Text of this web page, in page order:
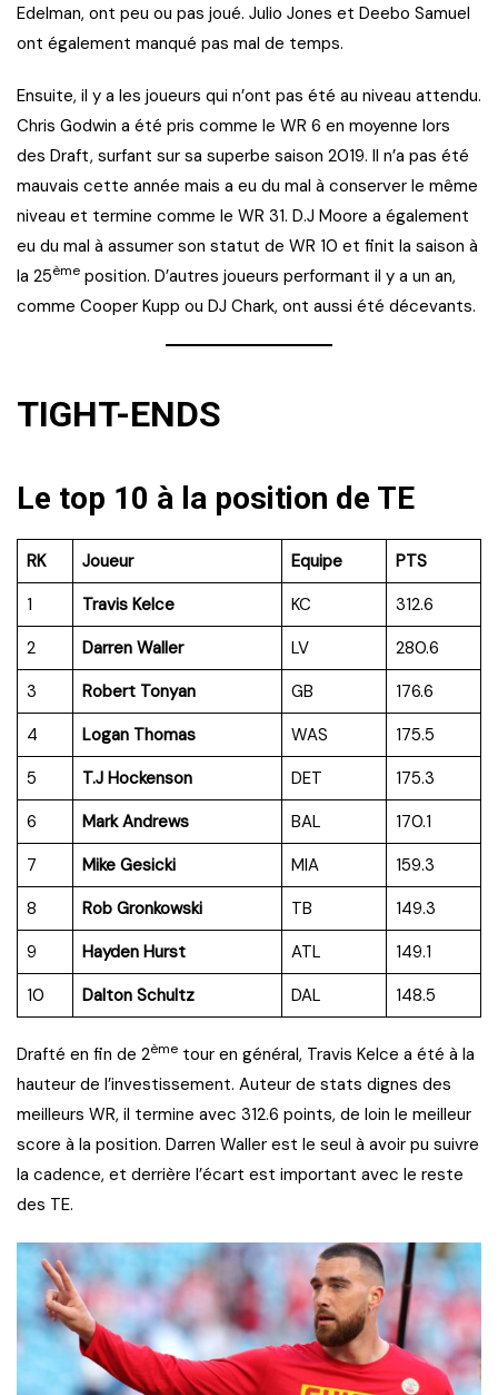
Edelman, ont peu ou pas joué. Julio Jones et Deebo Samuel
ont également manqué pas mal de temps.
Ensuite, il y a les joueurs qui n’ont pas été au niveau attendu.
Chris Godwin a été pris comme le WR 6 en moyenne lors
des Draft, surfant sur sa superbe saison 2019. Il n’a pas été
mauvais cette année mais a eu du mal à conserver le même
niveau et termine comme le WR 31. D.J Moore a également
eu du mal à assumer son statut de WR 10 et finit la saison à
la 25ème position. D’autres joueurs performant il y a un an,
comme Cooper Kupp ou DJ Chark, ont aussi été décevants.
TIGHT-ENDS
Le top 10 à la position de TE
RK Joueur Equipe
PTS
1
Travis Kelce KC
312.6
2
Darren Waller LV
280.6
3
Robert Tonyan GB
176.6
4
Logan Thomas WAS
175.5
5
T.J Hockenson DET
175.3
6
Mark Andrews BAL
170.1
7
Mike Gesicki MIA
159.3
8
Rob Gronkowski TB
149.3
9
Hayden Hurst ATL
149.1
10
Dalton Schultz DAL 148.5
Drafté en fin de 2ème tour en général, Travis Kelce a été à la
hauteur de l’investissement. Auteur de stats dignes des
meilleurs WR, il termine avec 312.6 points, de loin le meilleur
score à la position. Darren Waller est le seul à avoir pu suivre
la cadence, et derrière l’écart est important avec le reste
des TE.